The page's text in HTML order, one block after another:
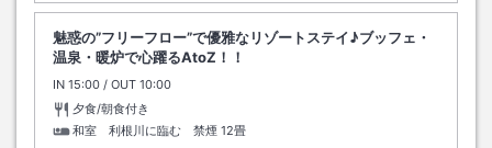
魅惑の”フリーフロー”で優雅なリゾートステイ♪ブッフェ・
温泉・暖炉で心躍るAtoZ！！
IN チェックイン
15:00 / OUT チェックアウト
10:00
夕食/朝食付き
和室 利根川に臨む 禁煙 12畳